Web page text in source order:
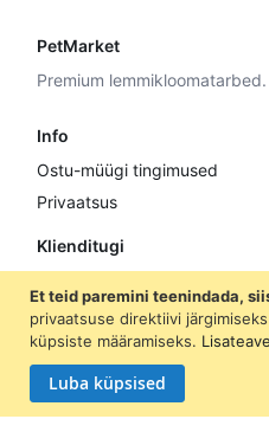
Et teid paremini teenindada,
privaatsuse direktiivi
küpsiste määramiseks. Lisateave
Luba küpsised
PetMarket
Premium
Info
Ostu-müügi tingimused
Privaatsus
Klienditugi
+372 5307 8870
info@petmarket.ee
Liitu